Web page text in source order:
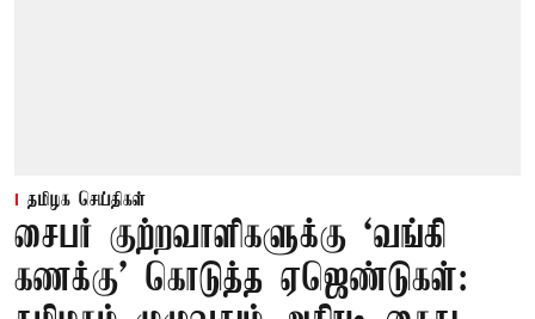
தமிழக செய்திகள்
சைபர் குற்றவாளிகளுக்கு ‘வங்கி
கணக்கு’ கொடுத்த ஏஜெண்டுகள்: